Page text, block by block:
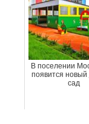
В поселении
появится новый
сад